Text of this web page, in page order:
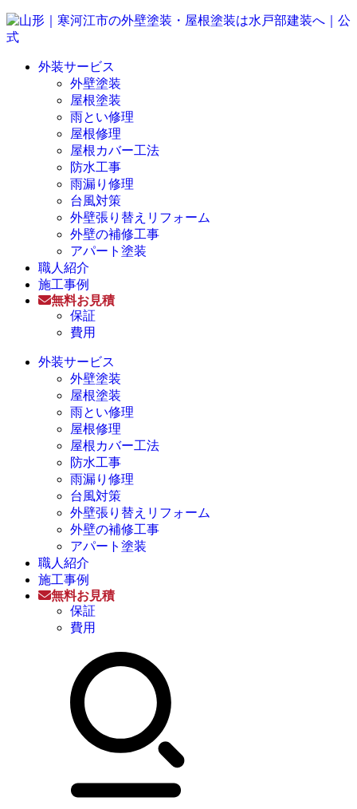
外装サービス
外壁塗装
屋根塗装
雨とい修理
屋根修理
屋根カバー工法
防水工事
雨漏り修理
台風対策
外壁張り替えリフォーム
外壁の補修工事
アパート塗装
職人紹介
施工事例
無料お見積
保証
費用
外装サービス
外壁塗装
屋根塗装
雨とい修理
屋根修理
屋根カバー工法
防水工事
雨漏り修理
台風対策
外壁張り替えリフォーム
外壁の補修工事
アパート塗装
職人紹介
施工事例
無料お見積
保証
費用